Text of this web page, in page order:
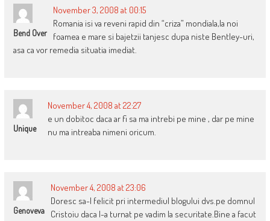
Bend Over
November 3, 2008 at 00:15
Romania isi va reveni rapid din “criza” mondiala,la noi
foamea e mare si bajetzii tanjesc dupa niste Bentley-uri,
asa ca vor remedia situatia imediat.
Unique
November 4, 2008 at 22:27
e un dobitoc daca ar fi sa ma intrebi pe mine , dar pe mine
nu ma intreaba nimeni oricum.
Genoveva
November 4, 2008 at 23:06
Doresc sa-l felicit pri intermediul blogului dvs.pe domnul
Cristoiu daca l-a turnat pe vadim la securitate.Bine a facut